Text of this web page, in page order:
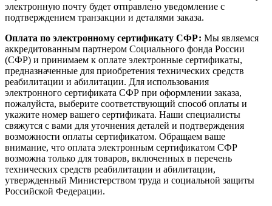
электронную почту будет отправлено уведомление с
подтверждением транзакции и деталями заказа.
Оплата по электронному сертификату СФР: Мы являемся
аккредитованным партнером Социального фонда России
(СФР) и принимаем к оплате электронные сертификаты,
предназначенные для приобретения технических средств
реабилитации и абилитации. Для использования
электронного сертификата СФР при оформлении заказа,
пожалуйста, выберите соответствующий способ оплаты и
укажите номер вашего сертификата. Наши специалисты
свяжутся с вами для уточнения деталей и подтверждения
возможности оплаты сертификатом. Обращаем ваше
внимание, что оплата электронным сертификатом СФР
возможна только для товаров, включенных в перечень
технических средств реабилитации и абилитации,
утвержденный Министерством труда и социальной защиты
Российской Федерации.